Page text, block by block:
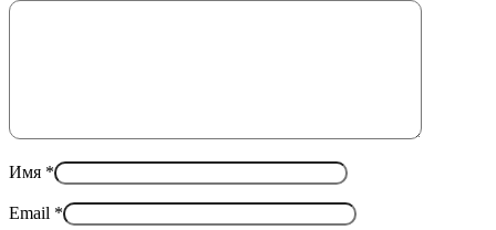
Имя *
Email *